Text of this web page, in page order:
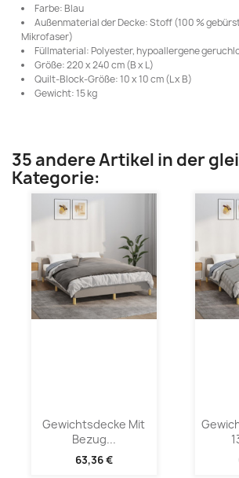
Farbe: Blau
Außenmaterial der Decke: Stoff (100 %
Mikrofaser)
Füllmaterial: Polyester, hypoallergene
Größe: 220 x 240 cm (B x L)
Quilt-Block-Größe: 10 x 10 cm (L x B)
Gewicht: 15 kg
35 andere Artikel in der
Kategorie:
Gewichtsdecke Mit
Bezug...
63,36 €